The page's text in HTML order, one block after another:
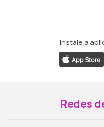
Instale a
Redes